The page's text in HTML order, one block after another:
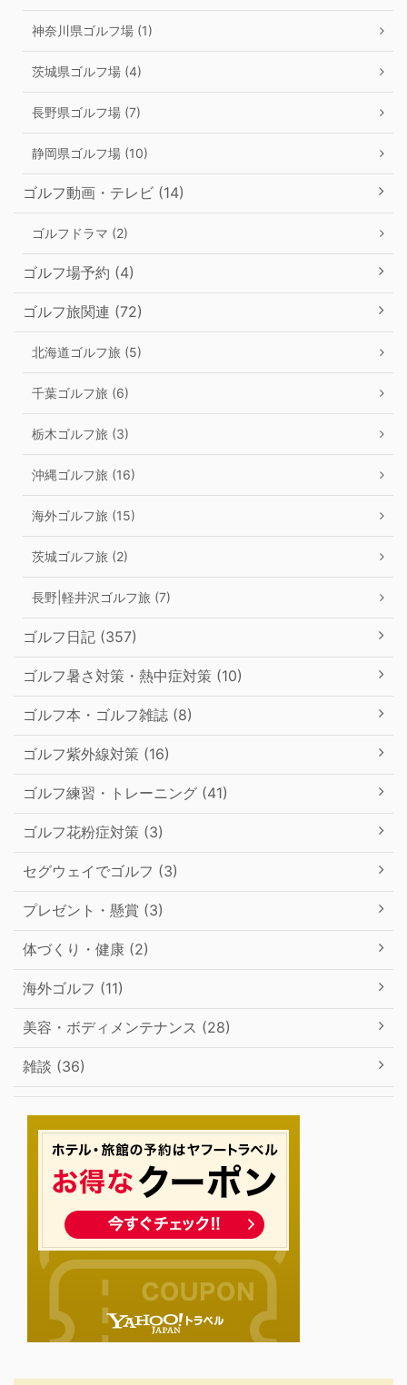
神奈川県ゴルフ場 (1)
茨城県ゴルフ場 (4)
長野県ゴルフ場 (7)
静岡県ゴルフ場 (10)
ゴルフ動画・テレビ (14)
ゴルフドラマ (2)
ゴルフ場予約 (4)
ゴルフ旅関連 (72)
北海道ゴルフ旅 (5)
千葉ゴルフ旅 (6)
栃木ゴルフ旅 (3)
沖縄ゴルフ旅 (16)
海外ゴルフ旅 (15)
茨城ゴルフ旅 (2)
長野|軽井沢ゴルフ旅 (7)
ゴルフ日記 (357)
ゴルフ暑さ対策・熱中症対策 (10)
ゴルフ本・ゴルフ雑誌 (8)
ゴルフ紫外線対策 (16)
ゴルフ練習・トレーニング (41)
ゴルフ花粉症対策 (3)
セグウェイでゴルフ (3)
プレゼント・懸賞 (3)
体づくり・健康 (2)
海外ゴルフ (11)
美容・ボディメンテナンス (28)
雑談 (36)